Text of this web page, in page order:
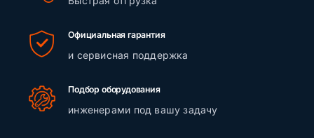
Контакты
Официальная гарантия
и сервисная поддержка
Подбор оборудования
инженерами под вашу задачу